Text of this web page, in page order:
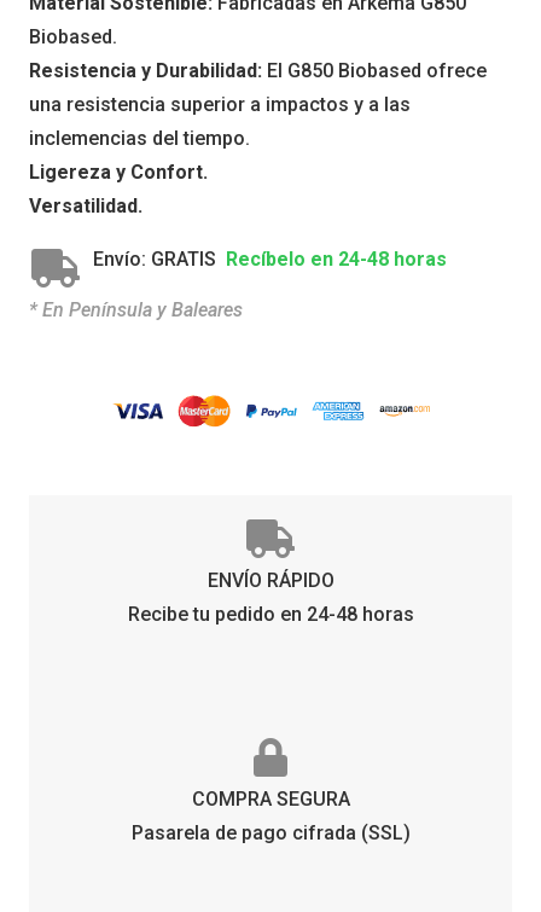
Biobased.
Resistencia y Durabilidad: El G850 Biobased ofrece
una resistencia superior a impactos y a las
inclemencias del tiempo.
Ligereza y Confort.
Versatilidad.
Envío: GRATIS Recíbelo en 24-48 horas
* En Península y Baleares
ENVÍO RÁPIDO
Recibe tu pedido en 24-48 horas
COMPRA SEGURA
Pasarela de pago cifrada (SSL)